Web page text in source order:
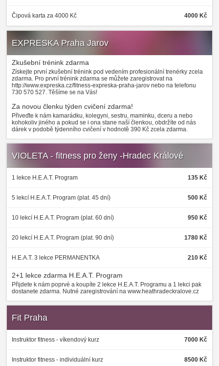
Čipová karta za 4000 Kč 4000 Kč
EXPRESKA Praha Jarov
Zkušební trénink zdarma
Získejte první zkušební trénink pod vedením profesionální trenérky zcela
zdarma. Pro první trénink zdarma se můžete zaregistrovat na
http://www.expreska.cz/fitness-expreska-praha-jarov nebo na telefonu
730 570 527. Těšíme se na Vás!
Za novou členku týden cvičení zdarma!
Přiveďte k nám kamarádku, kolegyni, sestru, maminku, dceru a nebo
kohokoliv jiného a pokud se i ona stane naší členkou, obdržíte od nás
dárek v podobě týdenního cvičení v hodnotě 390 Kč zcela zdarma.
VIOLETA - fitness pro ženy -Hradec Králové
1 lekce H.E.A.T. Program 135 Kč
5 lekcí H.E.A.T. Program (plat. 45 dní) 500 Kč
10 lekcí H.E.A.T. Program (plat. 60 dní) 950 Kč
20 lekcí H.E.A.T. Program (plat. 90 dní) 1780 Kč
H.E.A.T. 3 lekce PERMANENTKA 210 Kč
2+1 lekce zdarma H.E.A.T. Program
Přijdete k nám poprvé a koupíte 2 lekce H.E.A.T. Programu a 1 lekci pak
dostanete zdarma. Nutné zaregistrování na www.heathradeckralove.cz
Fit Praha
Instruktor fitness - víkendový kurz 7000 Kč
Instruktor fitness - individuální kurz 8500 Kč